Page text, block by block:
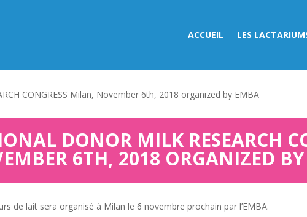
ACCUEIL LES
CONGRESS Milan, November 6th, 2018 organized by EMBA
DONOR MILK RESEARCH
6TH, 2018 ORGANIZED
de lait sera organisé à Milan le 6 novembre prochain par l’EMBA.